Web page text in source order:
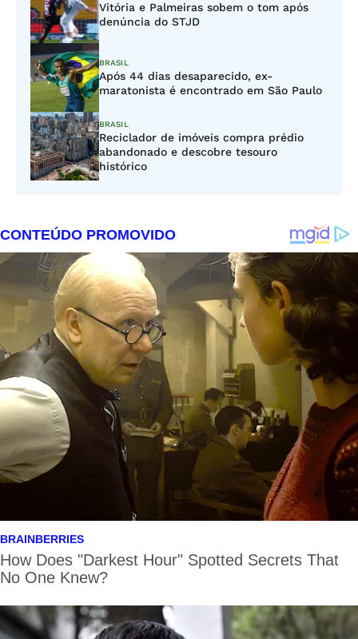
Vitória e Palmeiras sobem o tom após
denúncia do STJD
BRASIL
Após 44 dias desaparecido, ex-
maratonista é encontrado em São Paulo
BRASIL
Reciclador de imóveis compra prédio
abandonado e descobre tesouro
histórico